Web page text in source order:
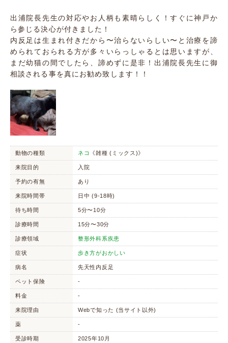
出浦院長先生の対応やお人柄も素晴らしく！すぐに神戸か
ら参じる決心が付きました！
内反足は生まれ付きだから〜治らないらしい〜と治療を諦
められておられる方が多々いらっしゃるとは思いますが、
まだ幼猫の間でしたら、諦めずに是非！出浦院長先生に御
相談される事を真にお勧め致します！！
動物の種類 ネコ 《雑種 (ミックス)》
来院目的 入院
予約の有無 あり
来院時間帯 日中 (9-18時)
待ち時間 5分〜10分
診療時間 15分〜30分
診療領域 整形外科系疾患
症状 歩き方がおかしい
病名 先天性内反足
ペット保険 -
料金 -
来院理由 Webで知った (当サイト以外)
薬 -
受診時期 2025年10月